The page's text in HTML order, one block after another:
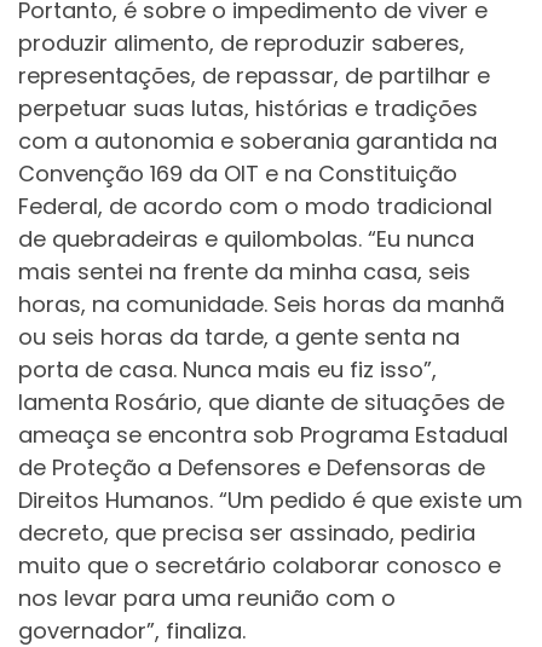
Portanto, é sobre o impedimento de viver e
produzir alimento, de reproduzir saberes,
representações, de repassar, de partilhar e
perpetuar suas lutas, histórias e tradições
com a autonomia e soberania garantida na
Convenção 169 da OIT e na Constituição
Federal, de acordo com o modo tradicional
de quebradeiras e quilombolas. “Eu nunca
mais sentei na frente da minha casa, seis
horas, na comunidade. Seis horas da manhã
ou seis horas da tarde, a gente senta na
porta de casa. Nunca mais eu fiz isso”,
lamenta Rosário, que diante de situações de
ameaça se encontra sob Programa Estadual
de Proteção a Defensores e Defensoras de
Direitos Humanos. “Um pedido é que existe um
decreto, que precisa ser assinado, pediria
muito que o secretário colaborar conosco e
nos levar para uma reunião com o
governador”, finaliza.